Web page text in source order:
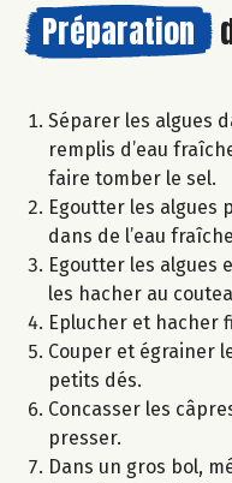
Préparation
Séparer les algues
remplis d’eau
faire tomber le sel.
Egoutter les algues
dans de l’eau
Egoutter les algues
les hacher au
Eplucher et hacher
Couper et égrainer
petits dés.
Concasser les
presser.
Dans un gros bol,